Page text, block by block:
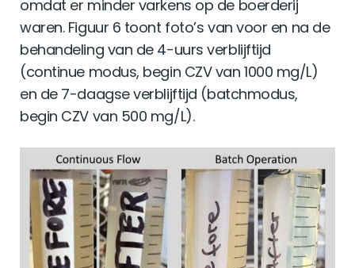
omdat er minder varkens op de boerderij
waren. Figuur 6 toont foto’s van voor en na de
behandeling van de 4-uurs verblijftijd
(continue modus, begin CZV van 1000 mg/L)
en de 7-daagse verblijftijd (batchmodus,
begin CZV van 500 mg/L).